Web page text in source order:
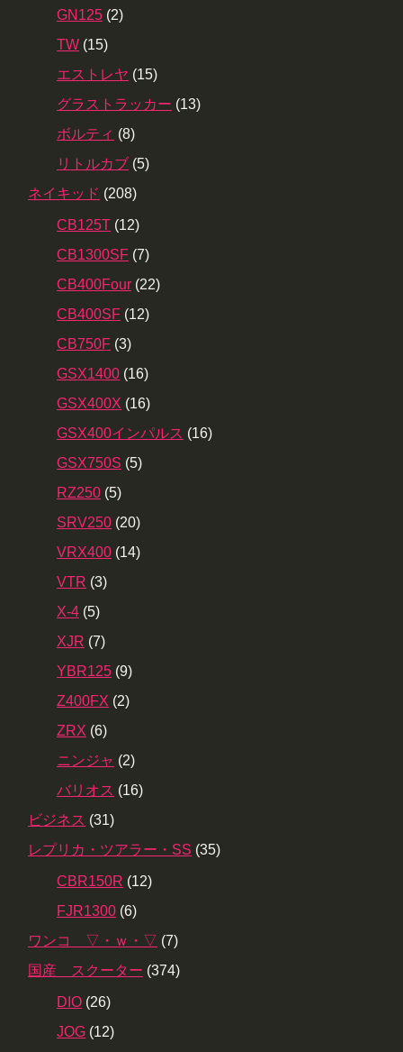
GN125 (2)
TW (15)
エストレヤ (15)
グラストラッカー (13)
ボルティ (8)
リトルカブ (5)
ネイキッド (208)
CB125T (12)
CB1300SF (7)
CB400Four (22)
CB400SF (12)
CB750F (3)
GSX1400 (16)
GSX400X (16)
GSX400インパルス (16)
GSX750S (5)
RZ250 (5)
SRV250 (20)
VRX400 (14)
VTR (3)
X-4 (5)
XJR (7)
YBR125 (9)
Z400FX (2)
ZRX (6)
ニンジャ (2)
バリオス (16)
ビジネス (31)
レプリカ・ツアラー・SS (35)
CBR150R (12)
FJR1300 (6)
ワンコ ▽・ｗ・▽ (7)
国産 スクーター (374)
DIO (26)
JOG (12)